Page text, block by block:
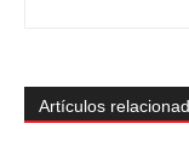
Artículos